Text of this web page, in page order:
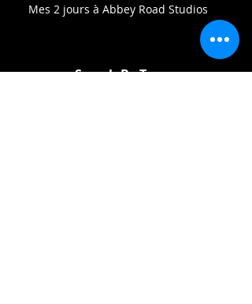
Mes 2 jours à Abbey Road Studios
Search By Tags